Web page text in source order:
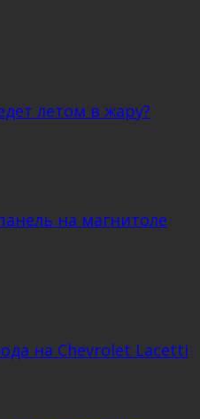
летом в жару?
на магнитоле
на Chevrolet Lacetti